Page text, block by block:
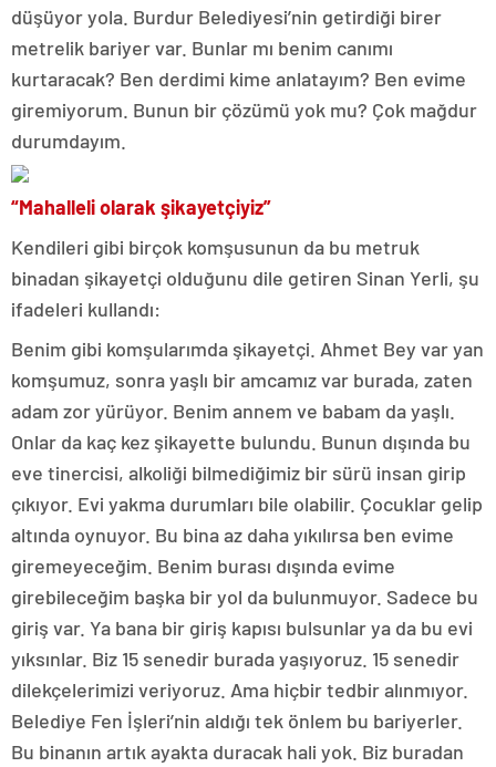
düşüyor yola. Burdur Belediyesi’nin getirdiği birer
metrelik bariyer var. Bunlar mı benim canımı
kurtaracak? Ben derdimi kime anlatayım? Ben evime
giremiyorum. Bunun bir çözümü yok mu? Çok mağdur
durumdayım.
“Mahalleli olarak şikayetçiyiz”
Kendileri gibi birçok komşusunun da bu metruk
binadan şikayetçi olduğunu dile getiren Sinan Yerli, şu
ifadeleri kullandı:
Benim gibi komşularımda şikayetçi. Ahmet Bey var yan
komşumuz, sonra yaşlı bir amcamız var burada, zaten
adam zor yürüyor. Benim annem ve babam da yaşlı.
Onlar da kaç kez şikayette bulundu. Bunun dışında bu
eve tinercisi, alkoliği bilmediğimiz bir sürü insan girip
çıkıyor. Evi yakma durumları bile olabilir. Çocuklar gelip
altında oynuyor. Bu bina az daha yıkılırsa ben evime
giremeyeceğim. Benim burası dışında evime
girebileceğim başka bir yol da bulunmuyor. Sadece bu
giriş var. Ya bana bir giriş kapısı bulsunlar ya da bu evi
yıksınlar. Biz 15 senedir burada yaşıyoruz. 15 senedir
dilekçelerimizi veriyoruz. Ama hiçbir tedbir alınmıyor.
Belediye Fen İşleri’nin aldığı tek önlem bu bariyerler.
Bu binanın artık ayakta duracak hali yok. Biz buradan